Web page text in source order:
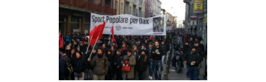
DEGENERAZIONE
GAZA FREESTYLE
CSOA LAMBRETTA
MSM